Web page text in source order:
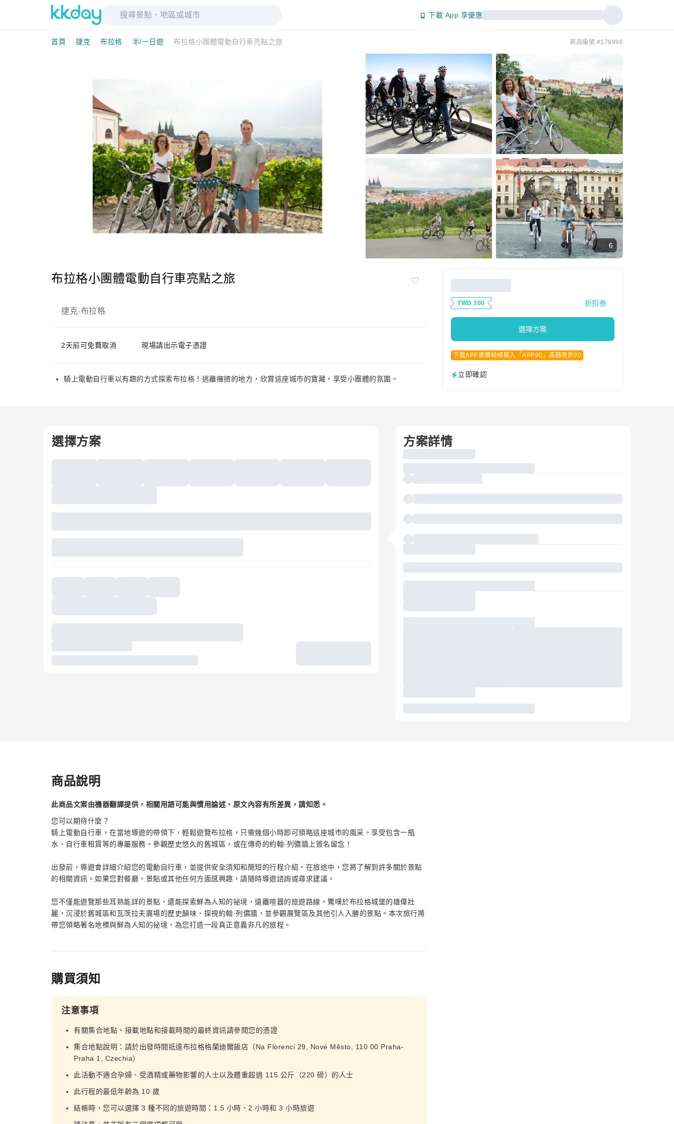
下載 App 享優惠
首頁 捷克 布拉格 半/一日遊 布拉格小團體電動自行車亮點之旅 商品編號 #179996
6
布拉格小團體電動自行車亮點之旅
捷克-布拉格
2天前可免費取消 現場請出示電子憑證
騎上電動自行車以有趣的方式探索布拉格！逃離擁擠的地方，欣賞這座城市的寶藏。享受小團體的氛圍。
TWD 300 折扣券
選擇方案
下載APP首購結帳輸入「APP90」滿額現折90
立即確認
選擇方案 方案詳情
商品說明
此商品文案由機器翻譯提供，相關用語可能與慣用論述、原文內容有所差異，請知悉。
您可以期待什麼？
騎上電動自行車，在當地導遊的帶領下，輕鬆遊覽布拉格，只需幾個小時即可領略這座城市的風采。享受包含一瓶
水、自行車租賃等的專屬服務。參觀歷史悠久的舊城區，或在傳奇的約翰·列儂牆上簽名留念！
出發前，導遊會詳細介紹您的電動自行車，並提供安全須知和簡短的行程介紹。在旅途中，您將了解到許多關於景點
的相關資訊。如果您對餐廳、景點或其他任何方面感興趣，請隨時導遊諮詢或尋求建議。
您不僅能遊覽那些耳熟能詳的景點，還能探索鮮為人知的祕境，遠離喧囂的旅遊路線。驚嘆於布拉格城堡的雄偉壯
麗，沉浸於舊城區和瓦茨拉夫廣場的歷史韻味，探視約翰·列儂牆，並參觀展覽區及其他引人入勝的景點。本次旅行將
帶您領略著名地標與鮮為人知的祕境，為您打造一段真正意義非凡的旅程。
購買須知
注意事項
有關集合地點、接載地點和接載時間的最終資訊請參閱您的憑證
集合地點說明：請於出發時間抵達布拉格格蘭迪爾飯店（Na Florenci 29, Nové Město, 110 00 Praha-
Praha 1, Czechia）
此活動不適合孕婦、受酒精或藥物影響的人士以及體重超過 115 公斤（220 磅）的人士
此行程的最低年齡為 10 歲
結帳時，您可以選擇 3 種不同的旅遊時間：1.5 小時、2 小時和 3 小時旅遊